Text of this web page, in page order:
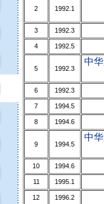
2 1992.1
3 1992.3
4 1992.5
5 1992.3
中
6 1992.3
7 1994.5
8 1994.6
9 1994.5
中
10 1994.6
11 1995.1
12 1996.2